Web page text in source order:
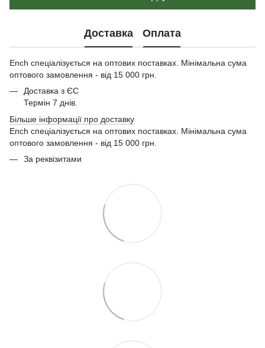
Доставка Оплата
Ench спеціалізується на оптових поставках. Мінімальна сума
оптового замовлення - від 15 000 грн.
Доставка з ЄС
Термін 7 днів.
Більше інформації про доставку
Ench спеціалізується на оптових поставках. Мінімальна сума
оптового замовлення - від 15 000 грн.
За реквізитами